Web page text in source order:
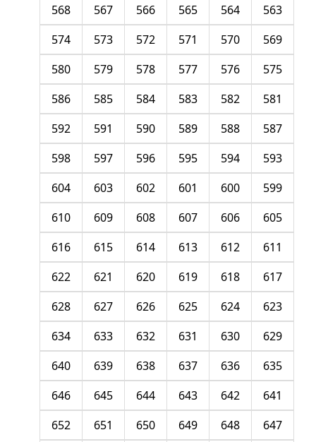
563
564
565
566
567
568
569
570
571
572
573
574
575
576
577
578
579
580
581
582
583
584
585
586
587
588
589
590
591
592
593
594
595
596
597
598
599
600
601
602
603
604
605
606
607
608
609
610
611
612
613
614
615
616
617
618
619
620
621
622
623
624
625
626
627
628
629
630
631
632
633
634
635
636
637
638
639
640
641
642
643
644
645
646
647
648
649
650
651
652